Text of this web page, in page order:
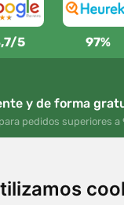
5 97%
y de forma
pedidos superiores a
o cambiar su pedido en
días